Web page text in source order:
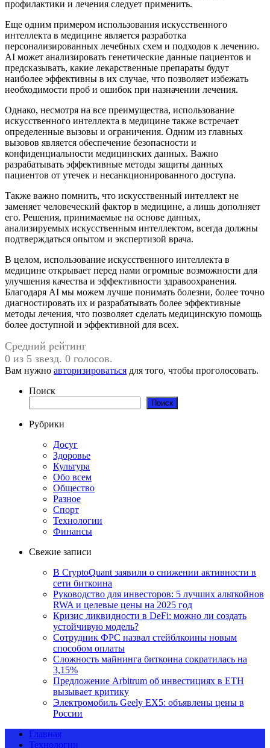
профилактики и лечения следует применить.
Еще одним примером использования искусственного
интеллекта в медицине является разработка
персонализированных лечебных схем и подходов к лечению.
AI может анализировать генетические данные пациентов и
предсказывать, какие лекарственные препараты будут
наиболее эффективны в их случае, что позволяет избежать
необходимости проб и ошибок при назначении лечения.
Однако, несмотря на все преимущества, использование
искусственного интеллекта в медицине также встречает
определенные вызовы и ограничения. Одним из главных
вызовов является обеспечение безопасности и
конфиденциальности медицинских данных. Важно
разрабатывать эффективные методы защиты данных
пациентов от утечек и несанкционированного доступа.
Также важно помнить, что искусственный интеллект не
заменяет человеческий фактор в медицине, а лишь дополняет
его. Решения, принимаемые на основе данных,
анализируемых искусственным интеллектом, всегда должны
подтверждаться опытом и экспертизой врача.
В целом, использование искусственного интеллекта в
медицине открывает перед нами огромные возможности для
улучшения качества и эффективности здравоохранения.
Благодаря AI мы можем лучше понимать болезни, более точно
диагностировать их и разрабатывать более эффективные
методы лечения, что позволяет сделать медицинскую помощь
более доступной и эффективной для всех.
Средний рейтинг
0 из 5 звезд. 0 голосов.
Вам нужно авторизироваться для того, чтобы проголосовать.
Поиск
Поиск
Рубрики
Досуг
Здоровье
Культура
Обо всем
Общество
Разное
Спорт
Технологии
Финансы
Свежие записи
В CryptoQuant заявили о снижении активности в
сети биткоина
Руководство для инвесторов: 5 лучших альткойнов
RWA и целевые цены на 2025 год
Кризис ликвидности в DeFi: можно ли создать
устойчивую модель?
Сотрудник ФРС назвал стейблкоины новым
способом оплаты
Сложность майнинга биткоина сократилась на
3,15%
Предложение Arbitrum об инвестициях в ETH
вызывает критику
Электромобиль Geely EX5: объявлены цены в
России
Главная
Технологии